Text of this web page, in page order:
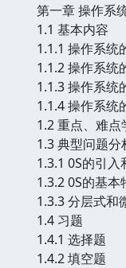
第一章 操作系
1.1 基本内容
1.1.1 操作系统
1.1.2 操作系统
1.1.3 操作系统
1.1.4 操作系统
1.2 重点、难点
1.3 典型问题分
1.3.1 0S的引
1.3.2 0S的基
1.3.3 分层式和
1.4 习题
1.4.1 选择题
1.4.2 填空题